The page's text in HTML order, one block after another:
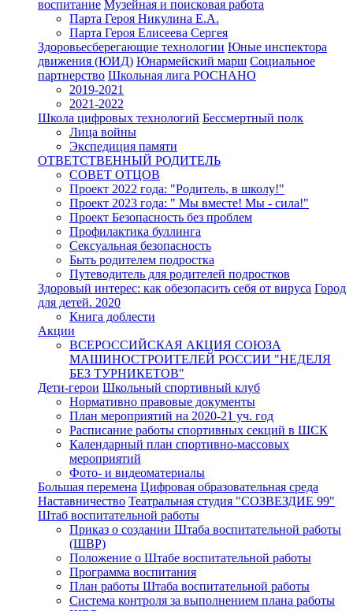
воспитание Музейная и поисковая работа
Парта Героя Никулина Е.А.
Парта Героя Елисеева Сергея
Здоровьесберегающие технологии Юные инспектора
движения (ЮИД) Юнармейский марш Социальное
партнерство Школьная лига РОСНАНО
2019-2021
2021-2022
Школа цифровых технологий Бессмертный полк
Лица войны
Экспедиция памяти
ОТВЕТСТВЕННЫЙ РОДИТЕЛЬ
СОВЕТ ОТЦОВ
Проект 2022 года: "Родитель, в школу!"
Проект 2023 года: " Мы вместе! Мы - сила!"
Проект Безопасность без проблем
Профилактика буллинга
Сексуальная безопасность
Быть родителем подростка
Путеводитель для родителей подростков
Здоровый интерес: как обезопасить себя от вируса Город
для детей. 2020
Книга доблести
Акции
ВСЕРОССИЙСКАЯ АКЦИЯ СОЮЗА
МАШИНОСТРОИТЕЛЕЙ РОССИИ "НЕДЕЛЯ
БЕЗ ТУРНИКЕТОВ"
Дети-герои Школьный спортивный клуб
Нормативно правовые документы
План мероприятий на 2020-21 уч. год
Расписание работы спортивных секций в ШСК
Календарный план спортивно-массовых
мероприятий
Фото- и видеоматериалы
Большая перемена Цифровая образовательная среда
Наставничество Театральная студия "СОЗВЕЗДИЕ 99"
Штаб воспитательной работы
Приказ о создании Штаба воспитательной работы
(ШВР)
Положение о Штабе воспитательной работы
Программа воспитания
План работы Штаба воспитательной работы
Система контроля за выполнением плана работы